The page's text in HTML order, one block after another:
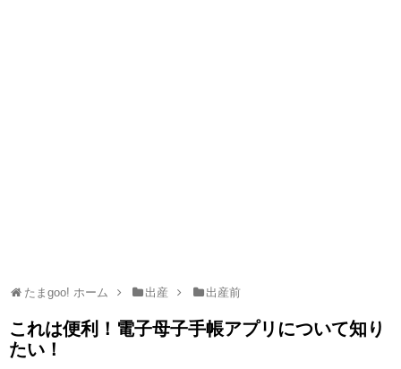
たまgoo! ホーム 出産 出産前
これは便利！電子母子手帳アプリについて知り
たい！